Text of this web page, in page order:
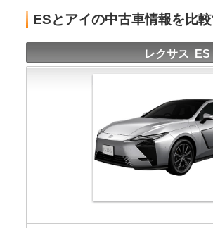
ESとアイの中古車情報を比
レクサス ES